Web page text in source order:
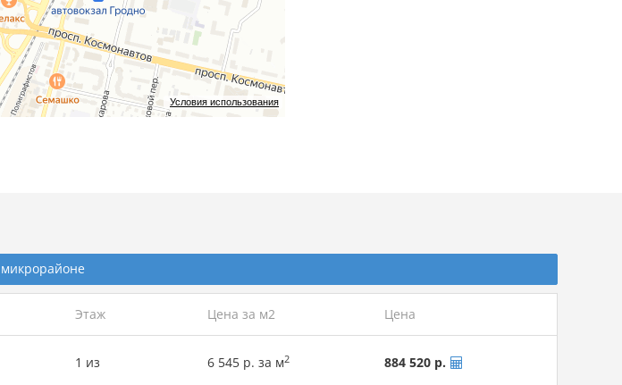
Условия использования
Этаж Цена за м2 Цена
1 из 6 545 р. за м2 884 520 р.